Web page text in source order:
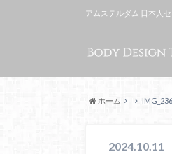
アムステルダム 日本人
ホーム
2024.10.11